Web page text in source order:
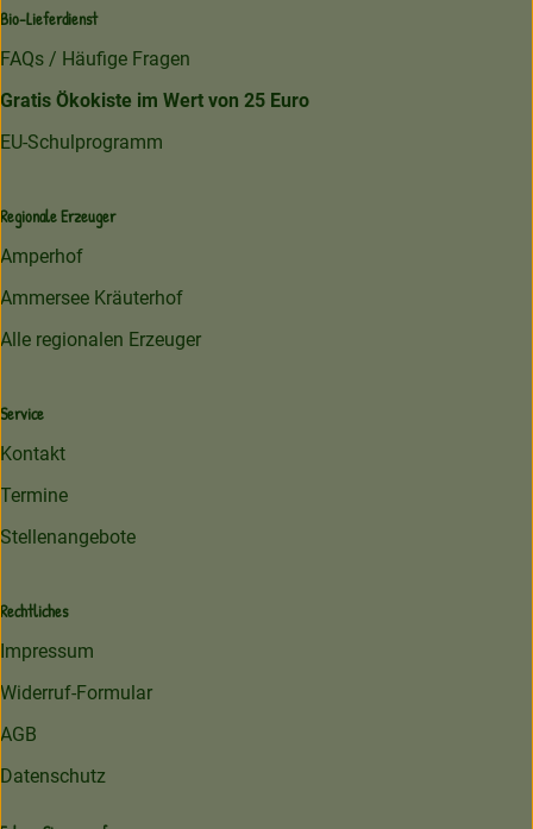
Bio-Lieferdienst
FAQs / Häufige Fragen
Gratis Ökokiste im Wert von 25 Euro
EU-Schulprogramm
Regionale Erzeuger
Amperhof
Ammersee Kräuterhof
Alle regionalen Erzeuger
Service
Kontakt
Termine
Stellenangebote
Rechtliches
Impressum
Widerruf-Formular
AGB
Datenschutz